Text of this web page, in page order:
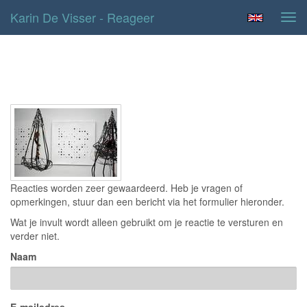
Karin De Visser - Reageer
Reacties worden zeer gewaardeerd. Heb je vragen of
opmerkingen, stuur dan een bericht via het formulier hieronder.
Wat je invult wordt alleen gebruikt om je reactie te versturen en
verder niet.
Naam